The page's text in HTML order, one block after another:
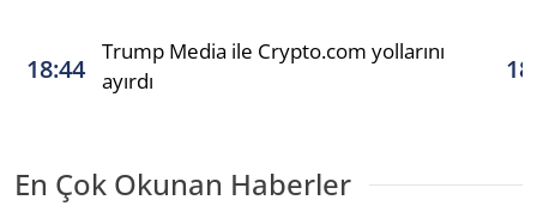
18:44
Trump Media ile Crypto.com yollarını
ayırdı
En Çok Okunan Haberler